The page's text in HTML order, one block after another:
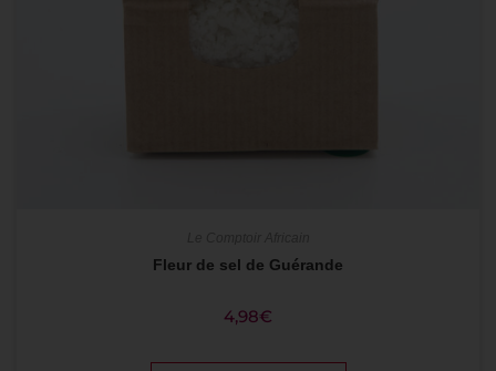
Fleur de sel de Guérande
4,98€